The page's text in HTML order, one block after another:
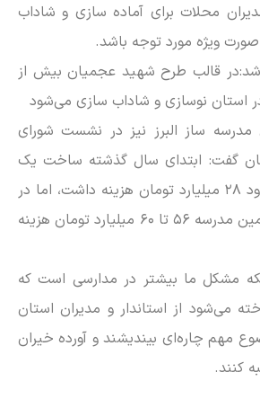
محلات برای آماده سازی و شاداب
ویژه مورد توجه باشد.
شد:در قالب طرح شهید عجمیان بیش از
استان نوسازی و شاداب سازی می‌شود
ساز البرز نیز در نشست شورای
گفت: ابتدای سال گذشته ساخت یک
مدرسه ۱۲ کلاسه؛ حدود ۲۸ میلیارد تومان هزینه داشت، اما در
حال حاضر ساخت همین مدرسه ۵۶ تا ۶۰ میلیارد تومان هزینه
مشکل ما بیشتر در مدارسی است که
می‌شود از استاندار و مدیران استان
مهم چاره‌ای بیندیشند و آورده خیران
کنند.